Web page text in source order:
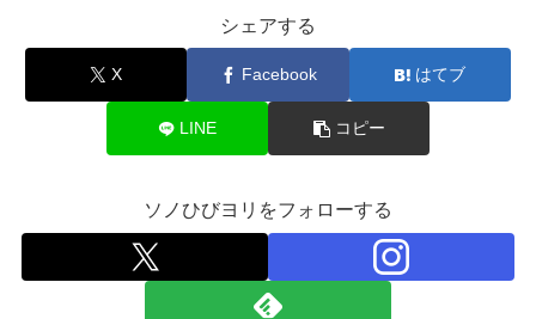
シェアする
X Facebook はてブ
LINE コピー
ソノひびヨリをフォローする